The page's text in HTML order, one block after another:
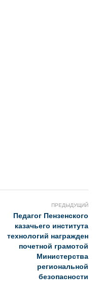
ПРЕДЫДУЩИЙ
Педагог Пензенского
казачьего института
технологий награжден
почетной грамотой
Министерства
региональной
безопасности